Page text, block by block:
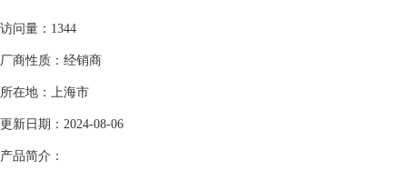
访问量：1344
厂商性质：经销商
所在地：上海市
更新日期：2024-08-06
产品简介：